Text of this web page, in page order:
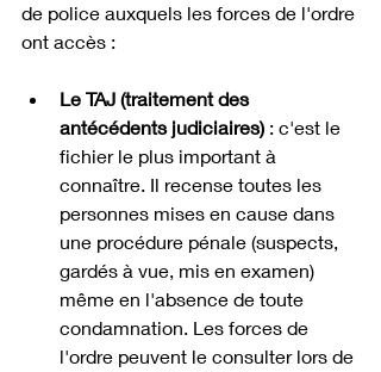
de police auxquels les forces de l'ordre
ont accès :
Le TAJ (traitement des
antécédents judiciaires) : c'est le
fichier le plus important à
connaître. Il recense toutes les
personnes mises en cause dans
une procédure pénale (suspects,
gardés à vue, mis en examen)
même en l'absence de toute
condamnation. Les forces de
l'ordre peuvent le consulter lors de